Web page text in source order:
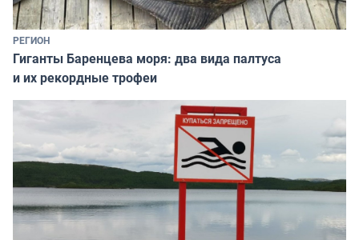
РЕГИОН
Гиганты Баренцева моря: два вида палтуса
и их рекордные трофеи